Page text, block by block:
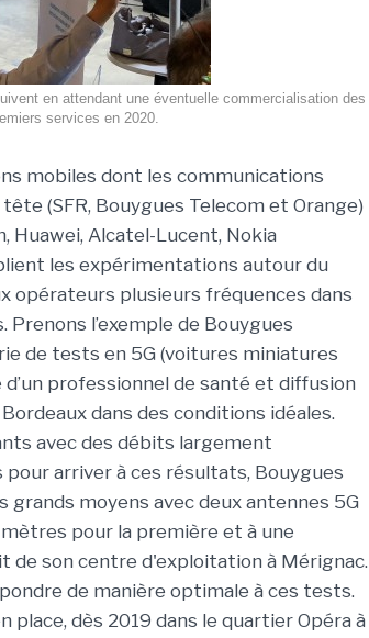
en attendant une éventuelle commercialisation des
services en 2020.
mobiles dont les communications
(SFR, Bouygues Telecom et Orange)
Huawei, Alcatel-Lucent, Nokia
les expérimentations autour du
opérateurs plusieurs fréquences dans
l’exemple de Bouygues
de tests en 5G (voitures miniatures
professionnel de santé et diffusion
dans des conditions idéales.
avec des débits largement
arriver à ces résultats, Bouygues
grands moyens avec deux antennes 5G
pour la première et à une
de son centre d'exploitation à Mérignac.
de manière optimale à ces tests.
place, dès 2019 dans le quartier Opéra à